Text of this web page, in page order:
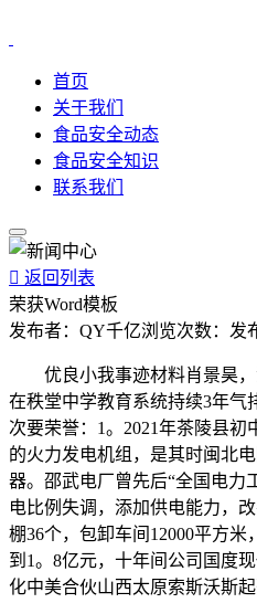
首页
关于我们
食品安全动态
食品安全知识
联系我们
 返回列表
荣获Word模板
发布者： QY千亿浏览次数： 发
优良小我事迹材料肖景昊，
在秩堂中学教育系统持续3年气
次要荣誉：1。2021年茶陵县
的火力发电机组，是其时闽北
器。邵武电厂曾先后“全国电力
电比例失调，添加供电能力，
棚36个，包卸车间12000平方
到1。8亿元，十年间公司国度
化中美合伙山西太原索斯沃斯